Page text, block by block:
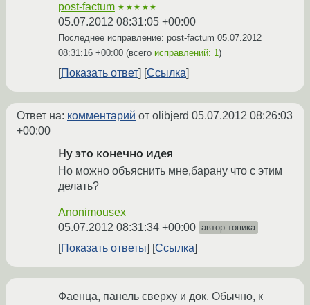
post-factum ★★★★★
05.07.2012 08:31:05 +00:00
Последнее исправление: post-factum 05.07.2012
08:31:16 +00:00 (всего исправлений: 1)
Показать ответ Ссылка
Ответ на: комментарий от olibjerd 05.07.2012 08:26:03
+00:00
Ну это конечно идея
Но можно объяснить мне,барану что с этим
делать?
Anonimousex
05.07.2012 08:31:34 +00:00 автор топика
Показать ответы Ссылка
Фаенца, панель сверху и док. Обычно, к